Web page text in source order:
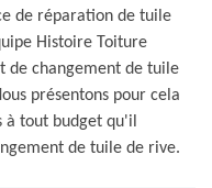
de réparation de tuile
Histoire Toiture
de changement de tuile
présentons pour cela
à tout budget qu'il
de tuile de rive.